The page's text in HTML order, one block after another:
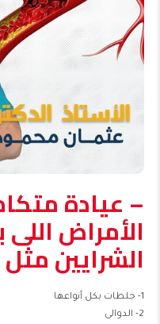
– عيادة
الأمراض
الشرايين
1- جلطات بكل أنواعها
2- الدوالى